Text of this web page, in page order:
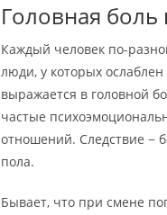
Головная
Каждый человек по-
люди, у которых
выражается в головной
частые
отношений. Следствие −
пола.
Бывает, что при смене